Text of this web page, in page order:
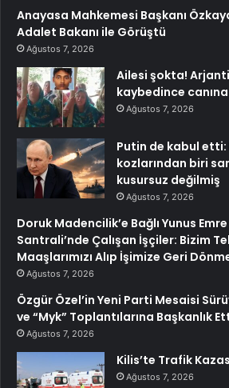
Anayasa Mahkemesi Başkanı
Adalet Bakanı ile Görüştü
Ağustos 7, 2026
Ailesi şokta!
kaybedince canına
Ağustos 7, 2026
Putin de kabul etti:
kozlarından biri
kusursuz değilmiş
Ağustos 7, 2026
Doruk Madencilik’e Bağlı Yunus
Santrali’nde Çalışan İşçiler: Bizim
Maaşlarımızı Alıp İşimize Geri
Ağustos 7, 2026
Özgür Özel’in Yeni Parti Mesaisi
ve “Myk” Toplantılarına Başkanlık
Ağustos 7, 2026
Kilis’te Trafik
Ağustos 7, 2026